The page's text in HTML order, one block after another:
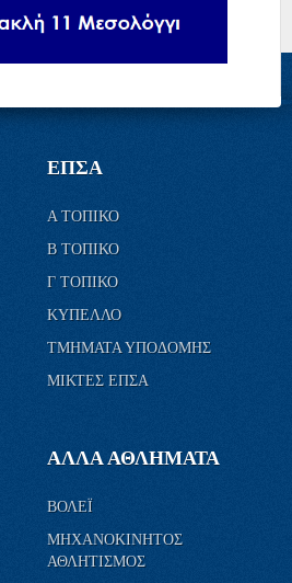
ΕΠΣΑ
Α ΤΟΠΙΚΟ
Β ΤΟΠΙΚΟ
Γ ΤΟΠΙΚΟ
ΚΥΠΕΛΛΟ
ΤΜΗΜΑΤΑ ΥΠΟΔΟΜΗΣ
ΜΙΚΤΕΣ ΕΠΣΑ
ΑΛΛΑ ΑΘΛΗΜΑΤΑ
ΒΟΛΕΪ
ΜΗΧΑΝΟΚΙΝΗΤΟΣ
ΑΘΛΗΤΙΣΜΟΣ